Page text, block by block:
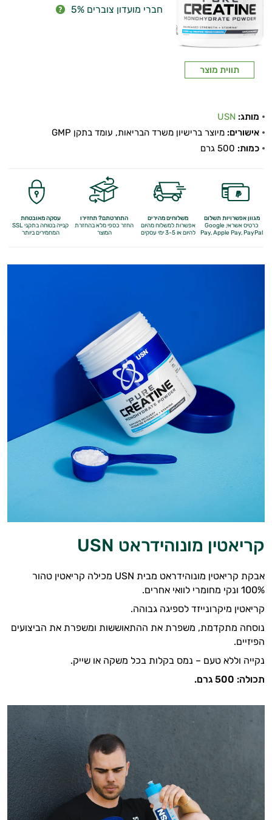
תווית מוצר
חברי מועדון צוברים 5%
מותג: USN
אישורים: מיוצר ברישיון משרד הבריאות, עומד בתקן GMP
כמות:
מגוון אפשרויות תשלום
כרטיס אשראי, Google
Pay,Apple Pay, PayPal
משלוחים מהירים
אפשרות למשלוח מהיום
להיום או 3-5 ימי עסקים
התחרטתם? תחזירו
החזר כספי מלאבהחזרת
המוצר
עסקה מאובטחת
קנייה בטוחה בתקני SSL
המחמירים ביותר
קריאטין מונוהידראט USN
אבקת קריאטין מונוהידראט מבית USN מכילה קריאטין טהור
100% ונקי מחומרי לוואי אחרים.
קריאטין מיקרונייזד לספיגה גבוהה.
נוסחה מתקדמת, משפרת את ההתאוששות ומשפרת את הביצועים
הפיזיים.
נקייה וללא טעם – נמס בקלות בכל משקה או שייק.
תכולה: 500 גרם.